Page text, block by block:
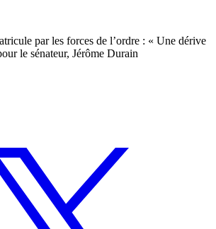
par les forces de l’ordre : « Une dérive
le sénateur, Jérôme Durain